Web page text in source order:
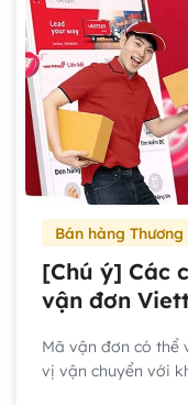
Bán hàng
[Chú ý] Các
vận đơn
Mã vận đơn có thể
vị vận chuyển với